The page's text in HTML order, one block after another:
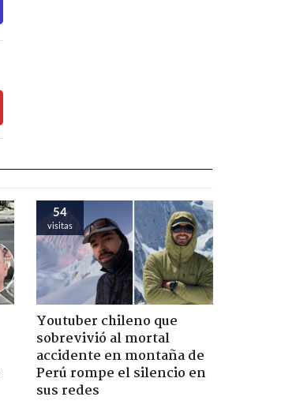
54
visitas
Youtuber chileno que
sobrevivió al mortal
accidente en montaña de
Perú rompe el silencio en
sus redes